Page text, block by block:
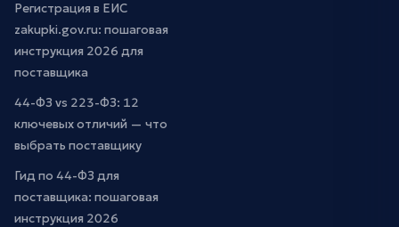
Регистрация в ЕИС
zakupki.gov.ru: пошаговая
инструкция 2026 для
поставщика
44-ФЗ vs 223-ФЗ: 12
ключевых отличий — что
выбрать поставщику
Гид по 44-ФЗ для
поставщика: пошаговая
инструкция 2026